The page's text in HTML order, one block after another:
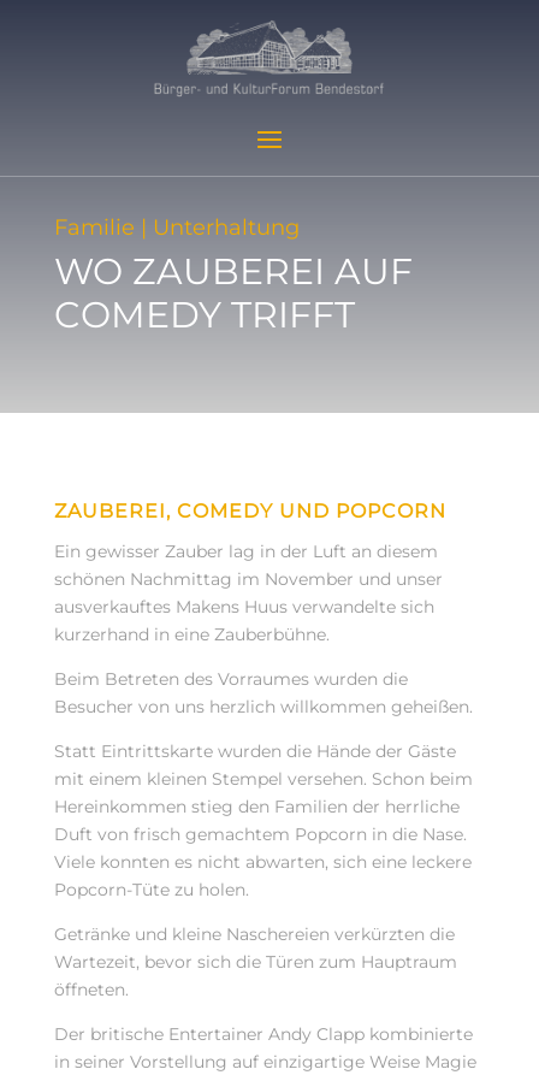
Familie | Unterhaltung
WO ZAUBEREI AUF
COMEDY TRIFFT
ZAUBEREI, COMEDY UND POPCORN
Ein gewisser Zauber lag in der Luft an diesem
schönen Nachmittag im November und unser
ausverkauftes Makens Huus verwandelte sich
kurzerhand in eine Zauberbühne.
Beim Betreten des Vorraumes wurden die
Besucher von uns herzlich willkommen geheißen.
Statt Eintrittskarte wurden die Hände der Gäste
mit einem kleinen Stempel versehen. Schon beim
Hereinkommen stieg den Familien der herrliche
Duft von frisch gemachtem Popcorn in die Nase.
Viele konnten es nicht abwarten, sich eine leckere
Popcorn-Tüte zu holen.
Getränke und kleine Naschereien verkürzten die
Wartezeit, bevor sich die Türen zum Hauptraum
öffneten.
Der britische Entertainer Andy Clapp kombinierte
in seiner Vorstellung auf einzigartige Weise Magie